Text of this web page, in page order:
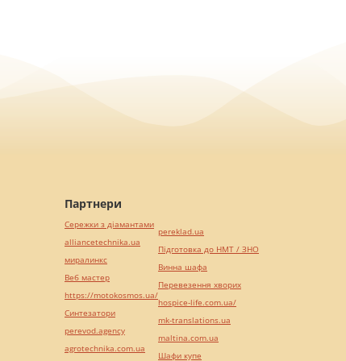
Партнери
Сережки з діамантами
alliancetechnika.ua
миралинкс
Веб мастер
https://motokosmos.ua/
Синтезатори
perevod.agency
agrotechnika.com.ua
pereklad.ua
Підготовка до НМТ / ЗНО
Винна шафа
Перевезення хворих
hospice-life.com.ua/
mk-translations.ua
maltina.com.ua
Шафи купе